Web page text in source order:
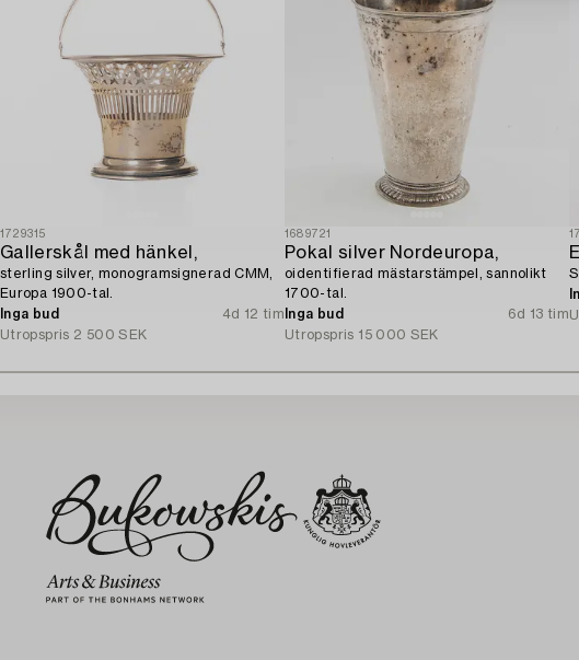
1729315
Gallerskål med hänkel,
sterling silver, monogramsignerad CMM,
Europa 1900-tal.
Inga bud
4d 12 tim
Utropspris 2 500 SEK
1689721
Pokal silver Nordeuropa,
oidentifierad mästarstämpel, sannolikt
1700-tal.
Inga bud
6d 13 tim
Utropspris 15 000 SEK